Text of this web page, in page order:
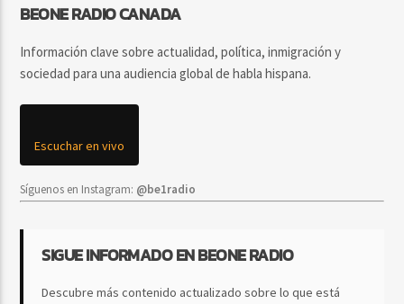
BEONE RADIO CANADA
Información clave sobre actualidad, política, inmigración y
sociedad para una audiencia global de habla hispana.
Escuchar en vivo
Síguenos en Instagram: @be1radio
SIGUE INFORMADO EN BEONE RADIO
Descubre más contenido actualizado sobre lo que está